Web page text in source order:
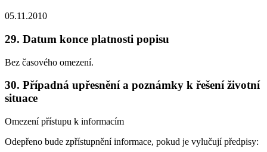
05.11.2010
29. Datum konce platnosti popisu
Bez časového omezení.
30. Případná upřesnění a poznámky k řešení životní
situace
Omezení přístupu k informacím
Odepřeno bude zpřístupnění informace, pokud je vylučují předpisy: